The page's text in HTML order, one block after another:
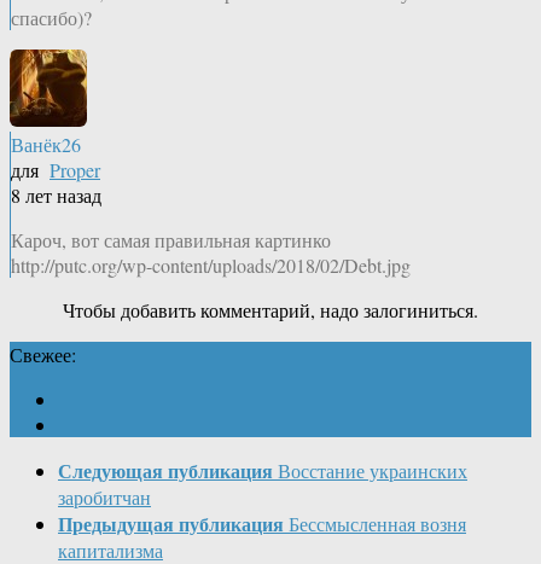
спасибо)?
Ванёк26
для Proper
8 лет назад
Кароч, вот самая правильная картинко
http://putc.org/wp-content/uploads/2018/02/Debt.jpg
Чтобы добавить комментарий, надо залогиниться.
Свежее:
Следующая публикация Восстание украинских
заробитчан
Предыдущая публикация Бессмысленная возня
капитализма